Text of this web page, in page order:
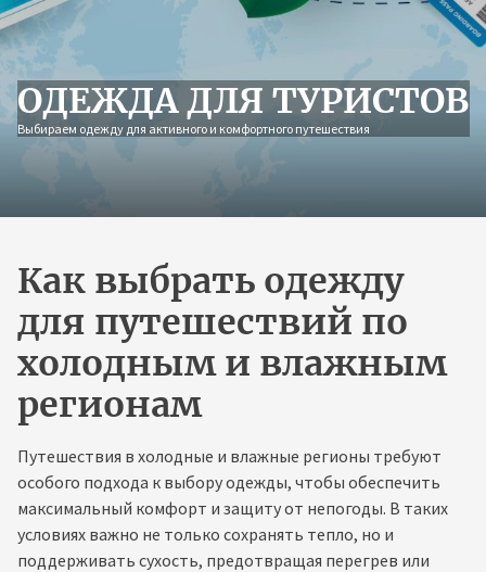
Skip
to
the
content
ОДЕЖДА ДЛЯ ТУРИСТОВ
Выбираем одежду для активного и комфортного путешествия
Как выбрать одежду
для путешествий по
холодным и влажным
регионам
Путешествия в холодные и влажные регионы требуют
особого подхода к выбору одежды, чтобы обеспечить
максимальный комфорт и защиту от непогоды. В таких
условиях важно не только сохранять тепло, но и
поддерживать сухость, предотвращая перегрев или